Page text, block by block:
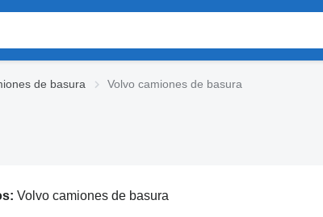
de basura Volvo camiones de basura
Volvo camiones de basura